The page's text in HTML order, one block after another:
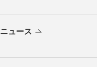
ニュース